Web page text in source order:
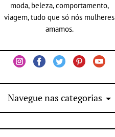
moda, beleza, comportamento,
viagem, tudo que só nós mulheres
amamos.
Navegue nas categorias